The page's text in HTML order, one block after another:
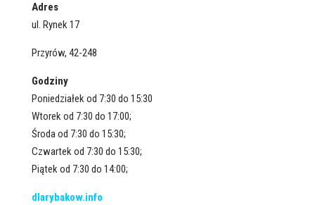
Adres
ul. Rynek 17
Przyrów, 42-248
Godziny
Poniedziałek od 7:30 do 15:30
Wtorek od 7:30 do 17:00;
Środa od 7:30 do 15:30;
Czwartek od 7:30 do 15:30;
Piątek od 7:30 do 14:00;
dlarybakow.info